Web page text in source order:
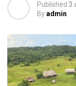
Published 3
Byadmin